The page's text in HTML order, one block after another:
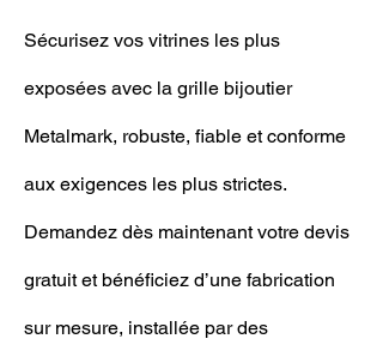
Sécurisez vos vitrines les plus
exposées avec la grille bijoutier
Metalmark, robuste, fiable et conforme
aux exigences les plus strictes.
Demandez dès maintenant votre devis
gratuit et bénéficiez d’une fabrication
sur mesure, installée par des